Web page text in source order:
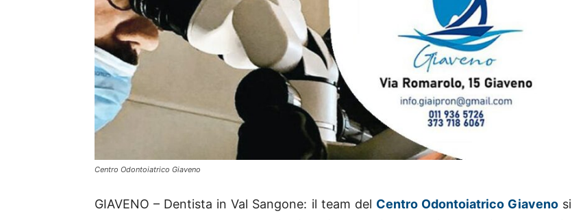
Centro Odontoiatrico Giaveno
GIAVENO – Dentista in Val Sangone: il team del Centro Odontoiatrico Giavenosi